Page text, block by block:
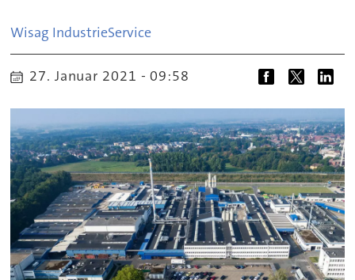
Wisag IndustrieService
27. Januar 2021 - 09:58